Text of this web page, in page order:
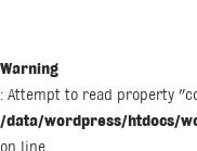
Warning
: Attempt to read property
/data/wordpress/htdocs/
on line